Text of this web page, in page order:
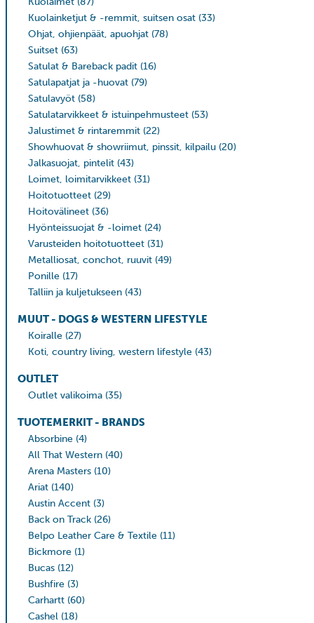
Kuolainketjut & -remmit, suitsen osat (33)
Ohjat, ohjienpäät, apuohjat (78)
Suitset (63)
Satulat & Bareback padit (16)
Satulapatjat ja -huovat (79)
Satulavyöt (58)
Satulatarvikkeet & istuinpehmusteet (53)
Jalustimet & rintaremmit (22)
Showhuovat & showriimut, pinssit, kilpailu (20)
Jalkasuojat, pintelit (43)
Loimet, loimitarvikkeet (31)
Hoitotuotteet (29)
Hoitovälineet (36)
Hyönteissuojat & -loimet (24)
Varusteiden hoitotuotteet (31)
Metalliosat, conchot, ruuvit (49)
Ponille (17)
Talliin ja kuljetukseen (43)
MUUT - DOGS & WESTERN LIFESTYLE
Koiralle (27)
Koti, country living, western lifestyle (43)
OUTLET
Outlet valikoima (35)
TUOTEMERKIT - BRANDS
Absorbine (4)
All That Western (40)
Arena Masters (10)
Ariat (140)
Austin Accent (3)
Back on Track (26)
Belpo Leather Care & Textile (11)
Bickmore (1)
Bucas (12)
Bushfire (3)
Carhartt (60)
Cashel (18)